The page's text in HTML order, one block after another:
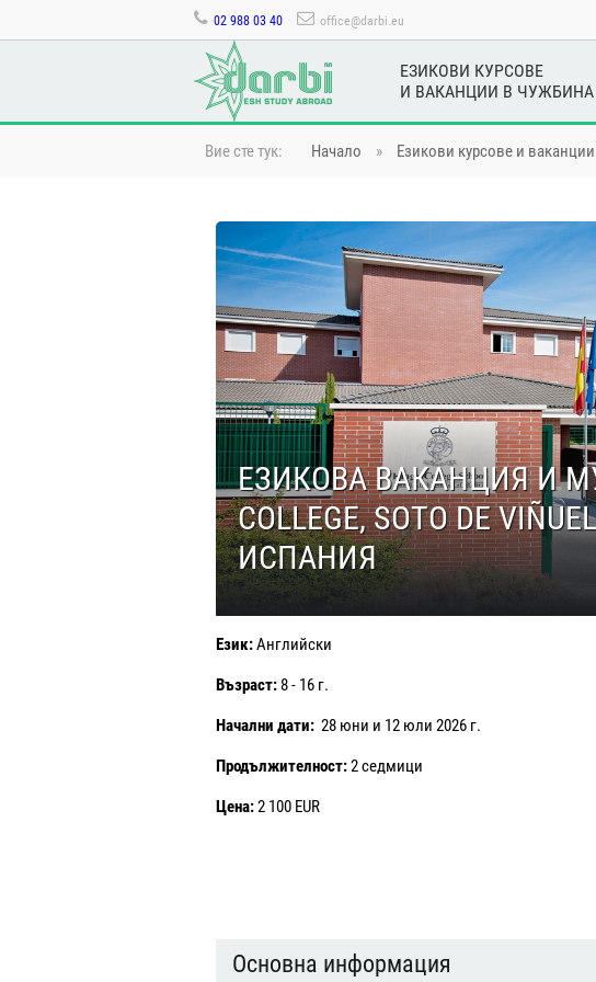
02 988 03 40 office@darbi.eu
ЕЗИКОВИ КУРСОВЕ
И ВАКАНЦИИ В ЧУЖБИНА
Вие сте тук: Начало » Езикови курсове и
ЕЗИКОВА ВАКАНЦИЯ И
COLLEGE, SOTO DE
ИСПАНИЯ
Език:Английски
Възраст: 8 - 16 г.
Начални дати: 28 юни и 12 юли 2026 г.
Продължителност:2 седмици
Цена:2 100 EUR
Основна информация